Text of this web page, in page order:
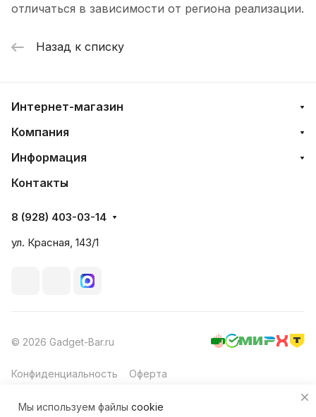
отличаться в зависимости от региона реализации.
Назад к списку
Интернет-магазин
Компания
Информация
Контакты
8 (928) 403-03-14
ул. Красная, 143/1
© 2026 Gadget-Bar.ru
Конфиденциальность Оферта
Мы используем файлы cookie